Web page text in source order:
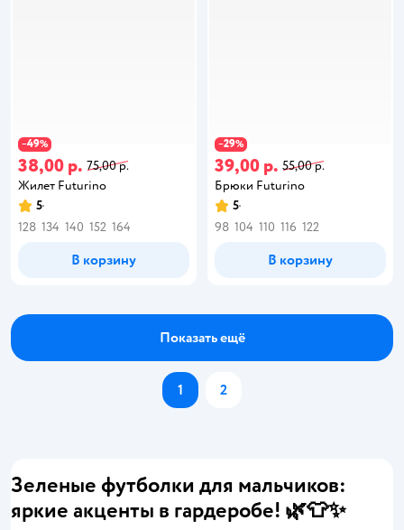
−49%
38,00 р. 75,00 р.
Жилет Futurino
5
128 134 140 152 164
В корзину
−29%
39,00 р. 55,00 р.
Брюки Futurino
5
98 104 110 116 122
В корзину
Показать ещё
1 2
Зеленые футболки для мальчиков:
яркие акценты в гардеробе! 🌿👕✨